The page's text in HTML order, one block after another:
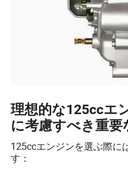
理想的な125ccエ
に考慮すべき重要
125ccエンジンを選ぶ際に
す：